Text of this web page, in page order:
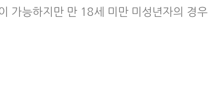
가능하지만 만 18세 미만 미성년자의 경우